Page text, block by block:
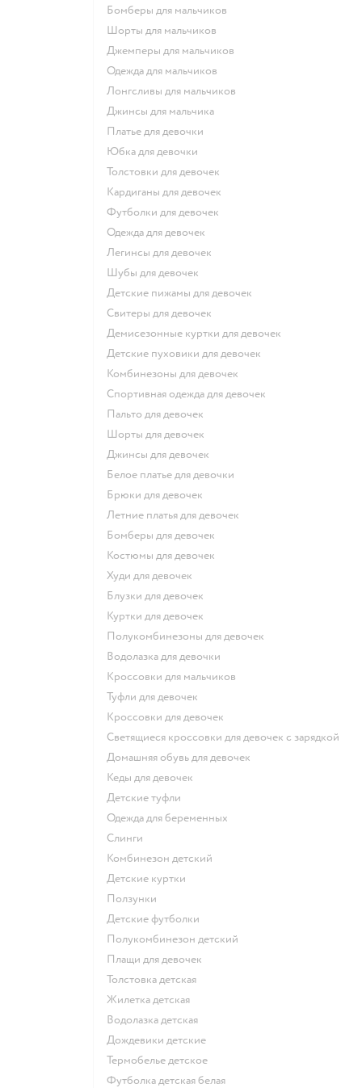
Бомберы для мальчиков
Шорты для мальчиков
Джемперы для мальчиков
Одежда для мальчиков
Лонгсливы для мальчиков
Джинсы для мальчика
Платье для девочки
Юбка для девочки
Толстовки для девочек
Кардиганы для девочек
Футболки для девочек
Одежда для девочек
Легинсы для девочек
Шубы для девочек
Детские пижамы для девочек
Свитеры для девочек
Демисезонные куртки для девочек
Детские пуховики для девочек
Комбинезоны для девочек
Спортивная одежда для девочек
Пальто для девочек
Шорты для девочек
Джинсы для девочек
Белое платье для девочки
Брюки для девочек
Летние платья для девочек
Бомберы для девочек
Костюмы для девочек
Худи для девочек
Блузки для девочек
Куртки для девочек
Полукомбинезоны для девочек
Водолазка для девочки
Кроссовки для мальчиков
Туфли для девочек
Кроссовки для девочек
Светящиеся кроссовки для девочек с зарядкой
Домашняя обувь для девочек
Кеды для девочек
Детские туфли
Одежда для беременных
Слинги
Комбинезон детский
Детские куртки
Ползунки
Детские футболки
Полукомбинезон детский
Плащи для девочек
Толстовка детская
Жилетка детская
Водолазка детская
Дождевики детские
Термобелье детское
Футболка детская белая